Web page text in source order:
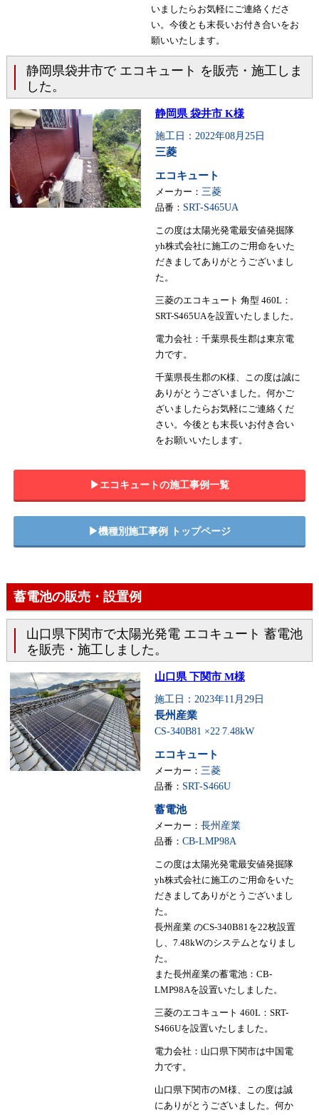
いましたらお気軽にご連絡くださ
い。今後とも末長いお付き合いをお
願いいたします。
静岡県袋井市で エコキュート を販売・施工しま
した。
静岡県 袋井市 K様
施工日：2022年08月25日
三菱
エコキュート
メーカー： 三菱
品番： SRT-S465UA
この度は太陽光発電最安値発掘隊
yh株式会社に施工のご用命をいた
だきましてありがとうございまし
た。
三菱のエコキュート 角型 460L：
SRT-S465UAを設置いたしました。
電力会社：千葉県長生郡は東京電
力です。
千葉県長生郡のK様、この度は誠に
ありがとうございました。何かご
ざいましたらお気軽にご連絡くだ
さい。今後とも末長いお付き合い
をお願いいたします。
▶︎エコキュートの施工事例一覧
▶︎機種別施工事例 トップページ
蓄電池の販売・設置例
山口県下関市で太陽光発電 エコキュート 蓄電池
を販売・施工しました。
山口県 下関市 M様
施工日：2023年11月29日
長州産業
CS-340B81 ×22 7.48kW
エコキュート
メーカー： 三菱
品番： SRT-S466U
蓄電池
メーカー： 長州産業
品番： CB-LMP98A
この度は太陽光発電最安値発掘隊
yh株式会社に施工のご用命をいた
だきましてありがとうございまし
た。
長州産業 のCS-340B81を22枚設置
し、7.48kWのシステムとなりまし
た。
また長州産業の蓄電池：CB-
LMP98Aを設置いたしました。
三菱のエコキュート 460L：SRT-
S466Uを設置いたしました。
電力会社：山口県下関市は中国電
力です。
山口県下関市のM様、この度は誠
にありがとうございました。何か